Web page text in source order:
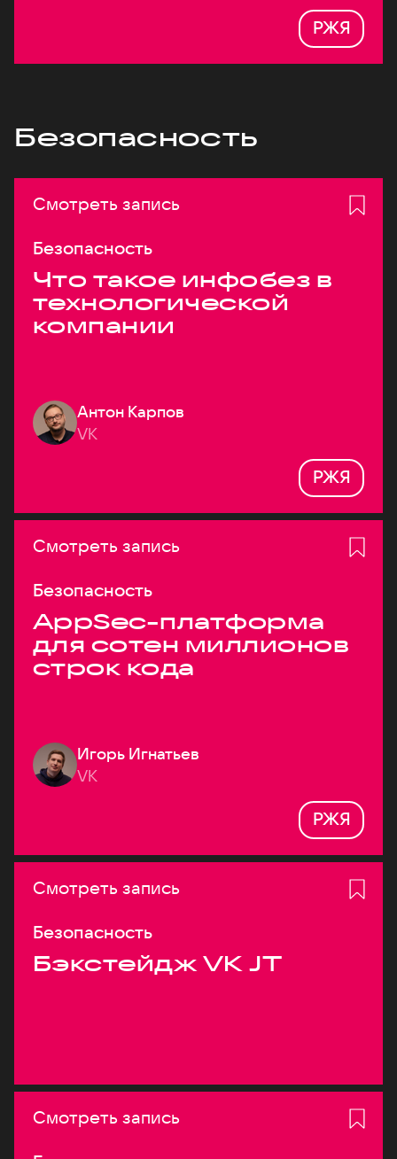
РЖЯ
Безопасность
Смотреть запись
Безопасность
Что такое инфобез в
технологической
компании
Антон Карпов
VK
РЖЯ
Смотреть запись
Безопасность
AppSec-платформа
для сотен миллионов
строк кода
Игорь Игнатьев
VK
РЖЯ
Смотреть запись
Безопасность
Бэкстейдж VK JT
Смотреть запись